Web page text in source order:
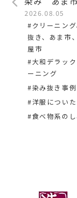
2026.08.05
#クリーニン
抜き、あま市
屋市
#大和デラック
ーニング
#染み抜き事例
#洋服につい
#食べ物系の